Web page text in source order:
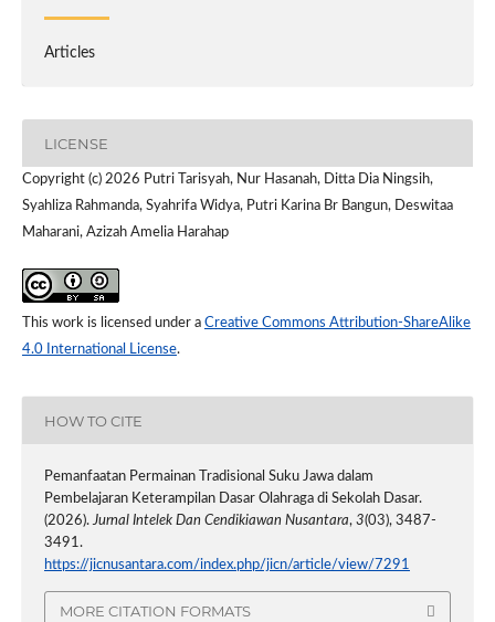
Articles
LICENSE
Copyright (c) 2026 Putri Tarisyah, Nur Hasanah, Ditta Dia Ningsih,
Syahliza Rahmanda, Syahrifa Widya, Putri Karina Br Bangun, Deswitaa
Maharani, Azizah Amelia Harahap
This work is licensed under a Creative Commons Attribution-ShareAlike
4.0 International License.
HOW TO CITE
Pemanfaatan Permainan Tradisional Suku Jawa dalam
Pembelajaran Keterampilan Dasar Olahraga di Sekolah Dasar.
(2026).Jurnal Intelek Dan Cendikiawan Nusantara, 3(03), 3487-
3491.
https://jicnusantara.com/index.php/jicn/article/view/7291
MORE CITATION FORMATS